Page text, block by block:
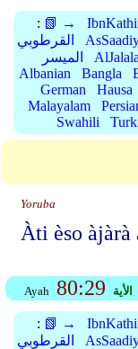
: 📗 →
القرطوبي
الميسر
Albanian
Bangla
German
Hausa
Malayalam
Swahili
Yoruba
Àti èso àjàrà
Ayah 80:29 الأية
: 📗 →
القرطوبي